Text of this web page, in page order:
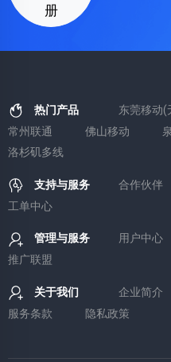
册
热门产品 东莞移动(
常州联通
佛山移动
洛杉矶多线
支持与服务 合作伙伴
工单中心
管理与服务 用户中心
推广联盟
关于我们 企业简介
服务条款
隐私政策